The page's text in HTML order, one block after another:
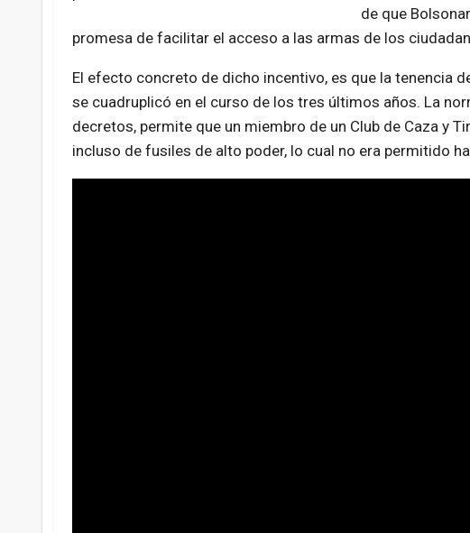
de que
promesa de facilitar el acceso a las armas de los
El efecto concreto de dicho incentivo, es que la tenencia
se cuadruplicó en el curso de los tres últimos años. La
decretos, permite que un miembro de un Club de Caza y
incluso de fusiles de alto poder, lo cual no era permitido